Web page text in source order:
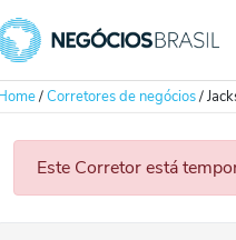
/Corretores de negócios/
Este Corretor está